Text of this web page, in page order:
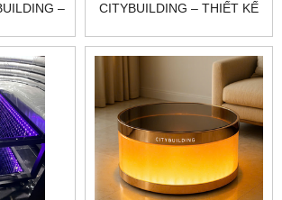
–
CITYBUILDING – THIẾT KẾ